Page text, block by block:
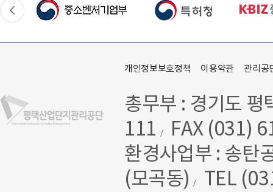
개인정보보호정책 이용약관 관리공
총무부 : 경기도
111 /
FAX (031)
환경사업부 : 송탄
(모곡동) /
TEL